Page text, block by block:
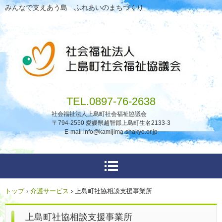
みんなで支えあう島 ふれあいのまちづくり
TEL.0897-76-2638
社会福祉法人上島町社会福祉協議会
〒794-2550 愛媛県越智郡上島町生名2133-3
E-mail info@kamijima-shakyo.or.jp
トップ › 介護サービス › 上島町社協相談支援事業所
上島町社協相談支援事業所